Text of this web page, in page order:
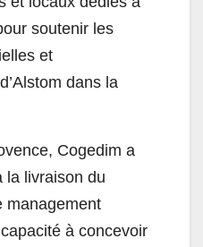
soutenir les
et
dans la
Cogedim a
la livraison du
management
à concevoir